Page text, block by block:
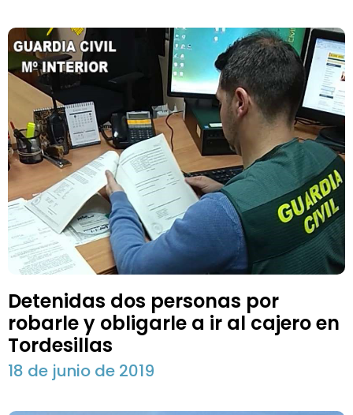
Detenidas dos personas por
robarle y obligarle a ir al cajero en
Tordesillas
18 de junio de 2019